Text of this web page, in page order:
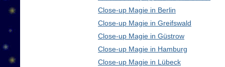
Close-up Magie in Berlin
Close-up Magie in Greifswald
Close-up Magie in Güstrow
Close-up Magie in Hamburg
Close-up Magie in Lübeck